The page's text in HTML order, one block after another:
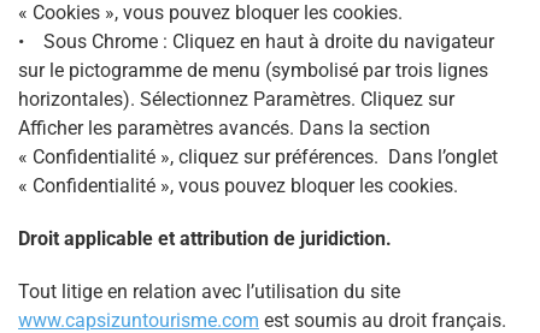
« Cookies », vous pouvez bloquer les cookies.
• Sous Chrome : Cliquez en haut à droite du navigateur
sur le pictogramme de menu (symbolisé par trois lignes
horizontales). Sélectionnez Paramètres. Cliquez sur
Afficher les paramètres avancés. Dans la section
« Confidentialité », cliquez sur préférences. Dans l’onglet
« Confidentialité », vous pouvez bloquer les cookies.
Droit applicable et attribution de juridiction.
Tout litige en relation avec l’utilisation du site
www.capsizuntourisme.com est soumis au droit français.